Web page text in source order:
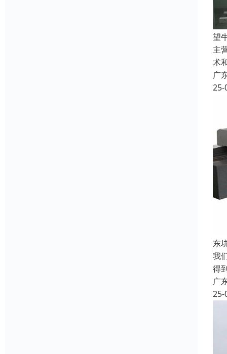
望
主
术
广
25-
东
我
得
广
25-